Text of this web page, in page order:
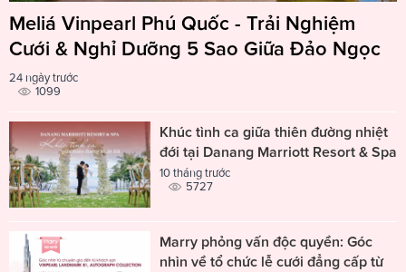
Meliá Vinpearl Phú Quốc - Trải Nghiệm
Cưới & Nghỉ Dưỡng 5 Sao Giữa Đảo Ngọc
24 ngày trước
1099
Khúc tình ca giữa thiên đường nhiệt
đới tại Danang Marriott Resort & Spa
10 tháng trước
5727
Marry phỏng vấn độc quyền: Góc
nhìn về tổ chức lễ cưới đẳng cấp từ